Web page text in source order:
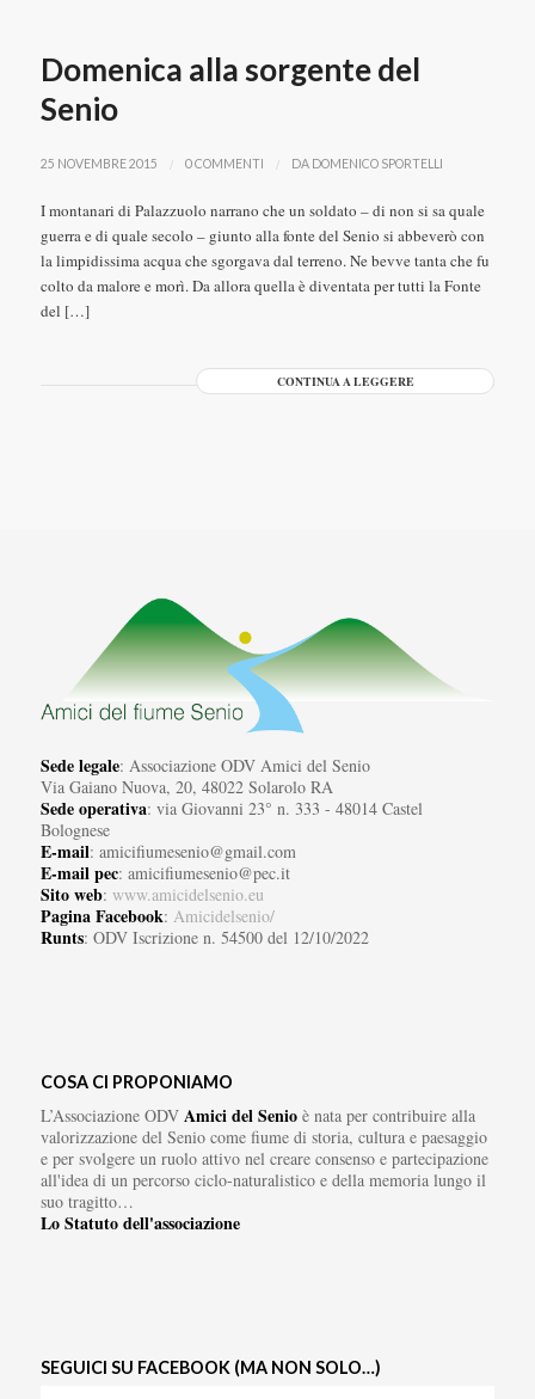
Domenica alla sorgente del
Senio
25 NOVEMBRE 2015 / 0 COMMENTI / DA DOMENICO SPORTELLI
I montanari di Palazzuolo narrano che un soldato – di non si sa quale
guerra e di quale secolo – giunto alla fonte del Senio si abbeverò con
la limpidissima acqua che sgorgava dal terreno. Ne bevve tanta che fu
colto da malore e morì. Da allora quella è diventata per tutti la Fonte
del […]
CONTINUA A LEGGERE
Sede legale: Associazione ODV Amici del Senio
Via Gaiano Nuova, 20, 48022 Solarolo RA
Sede operativa: via Giovanni 23° n. 333 - 48014 Castel
Bolognese
E-mail: amicifiumesenio@gmail.com
E-mail pec: amicifiumesenio@pec.it
Sito web: www.amicidelsenio.eu
Pagina Facebook: Amicidelsenio/
Runts: ODV Iscrizione n. 54500 del 12/10/2022
COSA CI PROPONIAMO
L’Associazione ODV Amici del Senioè nata per contribuire alla
valorizzazione del Senio come fiume di storia, cultura e paesaggio
e per svolgere un ruolo attivo nel creare consenso e partecipazione
all'idea di un percorso ciclo-naturalistico e della memoria lungo il
suo tragitto…
Lo Statuto dell'associazione
SEGUICI SU FACEBOOK (MA NON SOLO…)